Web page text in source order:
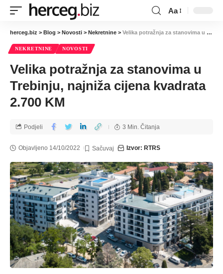
Aa
herceg.biz > Blog > Novosti > Nekretnine > Velika potražnja za stanovima u Trebinju, najniža cijena kvadrata 2.700 KM
NEKRETNINE NOVOSTI
Velika potražnja za stanovima u
Trebinju, najniža cijena kvadrata
2.700 KM
Objavljeno 14/10/2022 Izvor: RTRS
Podjeli 3 Min. Čitanja